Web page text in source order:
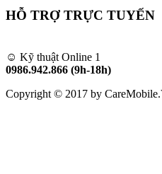
HỖ TRỢ TRỰC TUYẾN
☺ Kỹ thuật Online 1
0986.942.866 (9h-18h)
Copyright © 2017 by